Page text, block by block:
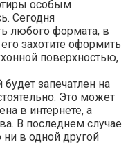
особым
Сегодня
любого формата, в
захотите оформить
поверхностью,
запечатлен на
Это может
в интернете, а
В последнем случае
в одной другой